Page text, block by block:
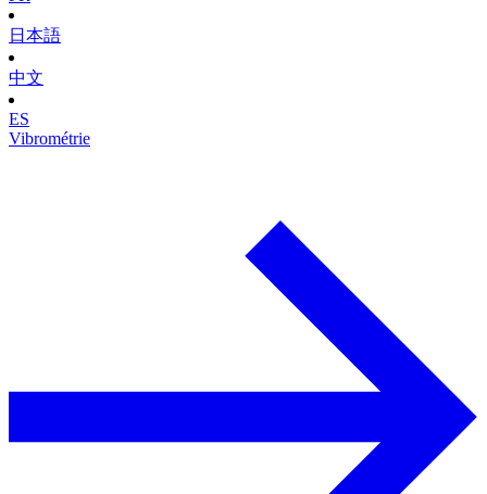
日本語
中文
ES
Vibrométrie